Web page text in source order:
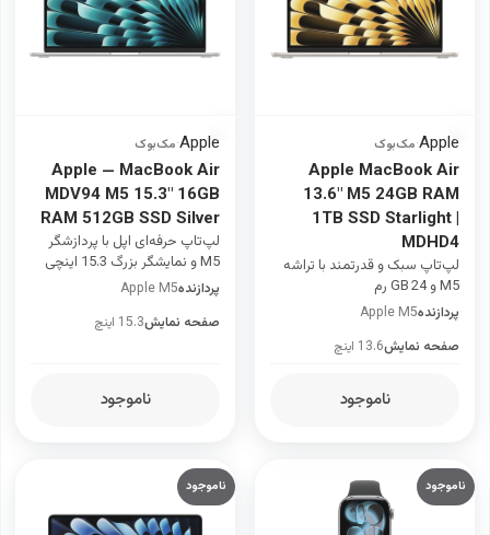
Apple
·مک‌بوک
Apple — MacBook Air
MDV94 M5 15.3" 16GB
RAM 512GB SSD Silver
لپ‌تاپ حرفه‌ای اپل با پردازشگر
M5 و نمایشگر بزرگ 15.3 اینچی
پردازندهApple M5
صفحه نمایش15.3 اینچ
ناموجود
Apple
·مک‌بوک
Apple MacBook Air
13.6" M5 24GB RAM
1TB SSD Starlight |
MDHD4
لپ‌تاپ سبک و قدرتمند با تراشه
M5 و 24 GB رم
پردازندهApple M5
صفحه نمایش13.6 اینچ
ناموجود
ناموجود ناموجود